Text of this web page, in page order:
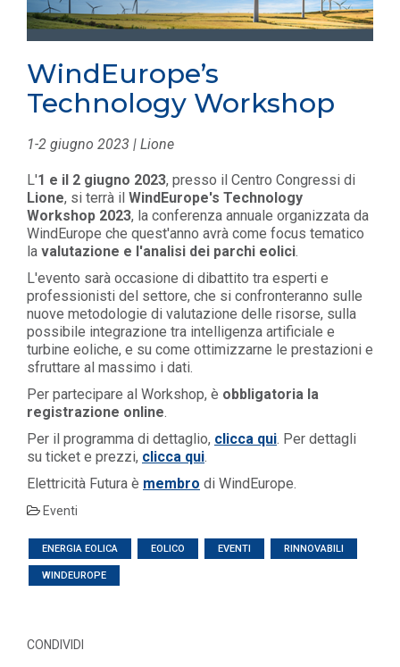
WindEurope’s
Technology Workshop
1-2 giugno 2023 | Lione
L'1 e il 2 giugno 2023, presso il Centro Congressi di
Lione, si terrà il WindEurope's Technology
Workshop 2023, la conferenza annuale organizzata da
WindEurope che quest'anno avrà come focus tematico
la valutazione e l'analisi dei parchi eolici.
L'evento sarà occasione di dibattito tra esperti e
professionisti del settore, che si confronteranno sulle
nuove metodologie di valutazione delle risorse, sulla
possibile integrazione tra intelligenza artificiale e
turbine eoliche, e su come ottimizzarne le prestazioni e
sfruttare al massimo i dati.
Per partecipare al Workshop, è obbligatoria la
registrazione online.
Per il programma di dettaglio, clicca qui. Per dettagli
su ticket e prezzi, clicca qui.
Elettricità Futura è membro di WindEurope.
Eventi
ENERGIA EOLICA EOLICO EVENTI RINNOVABILI
WINDEUROPE
CONDIVIDI